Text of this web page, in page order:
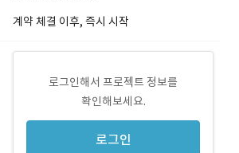
계약 체결 이후, 즉시 시작
로그인해서 프로젝트 정보를
확인해보세요.
로그인